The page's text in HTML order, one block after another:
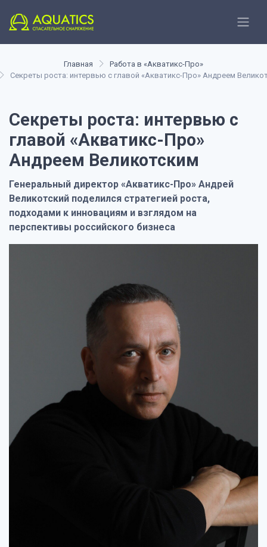
Главная
Работа в «Акватикс-Про»
Секреты роста: интервью с главой «Акватикс-Про» Андреем
Секреты роста: интервью с
главой «Акватикс-Про»
Андреем Великотским
Генеральный директор «Акватикс-Про» Андрей
Великотский поделился стратегией роста,
подходами к инновациям и взглядом на
перспективы российского бизнеса